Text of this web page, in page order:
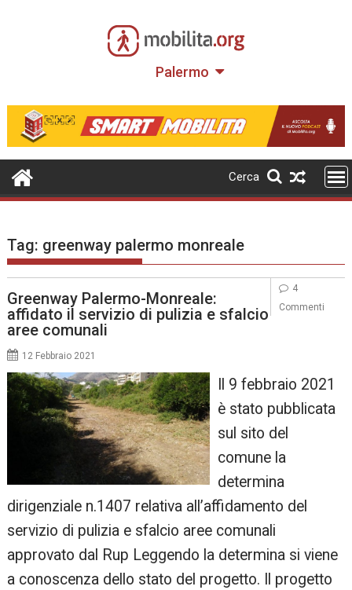
Palermo
Cerca
Tag: greenway palermo monreale
Greenway Palermo-Monreale:
affidato il servizio di pulizia e sfalcio
aree comunali
12 Febbraio 2021
Il 9 febbraio 2021
è stato pubblicata
sul sito del
comune la
determina
dirigenziale n.1407 relativa all’affidamento del
servizio di pulizia e sfalcio aree comunali
approvato dal Rup Leggendo la determina si viene
a conoscenza dello stato del progetto. Il progetto
4
Commenti